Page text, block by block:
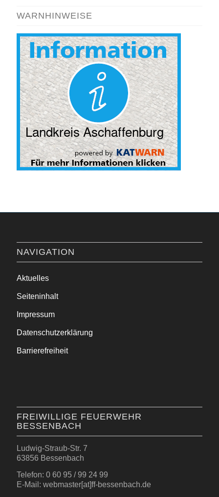
WARNHINWEISE
NAVIGATION
Aktuelles
Seiteninhalt
Impressum
Datenschutzerklärung
Barrierefreiheit
FREIWILLIGE FEUERWEHR
BESSENBACH
Ludwig-Straub-Str. 7
63856 Bessenbach
Telefon: 0 60 95 / 99 24 99
E-Mail: webmaster[at]ff-bessenbach.de